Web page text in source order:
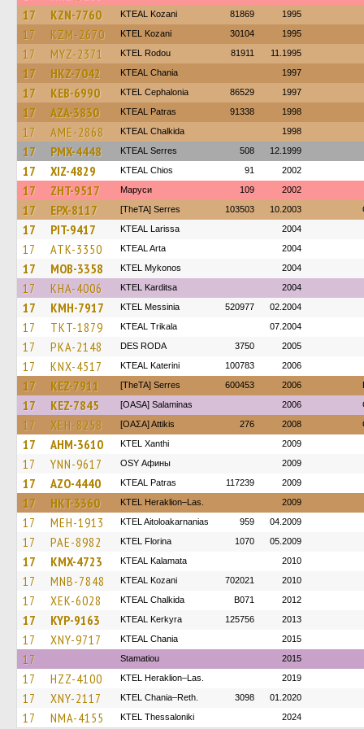
17
KZN-7760 KTEAL Kozani 81869 1995
17 KZM-2670 ΚΤΕL Kozani 30104 1995
17 MYZ-2371 ΚΤΕL Rodou 81911 11.1995
17 HKZ-7042 KTEAL Chania 1997
17 KEB-6990 KTEL Cephalonia 86529 1997
17 AZA-3830 KTEAL Patras 91338 1998
17 AME-2868 KTEAL Chalkida 1998
17 PMX-4448 KTEAL Serres 508 12.1999
17 XIZ-4829 KTEAL Chios 91 2002
17 ZHT-9517 Маруси 109 2002
17 EPX-8117 [TheTA] Serres 103503 10.2003
17 PIT-9417 KTEAL Larissa 2004
17 ATK-3350 KTEAL Arta 2004
17 MOB-3358 KTEL Mykonos 2004
17 KHA-4006 ΚΤΕL Karditsa 2004
17 KMH-7917 KTEL Messinia 520977 02.2004
17 TKT-1879 KTEAL Trikala 07.2004
17 PKA-2148 DES RODA 3750 2005
17 KNX-4517 KTEAL Katerini 100783 2006
17 KEZ-7911 [TheTA] Serres 600453 2006
17 KEZ-7845 [OASA] Salaminas 2006
17 XEH-8258 [ΟΑΣΑ] Αttikis 276 2008
17 AHM-3610 KTEL Xanthi 2009
17 YNN-9617 OSY Афины 2009
17 AZO-4440 KTEAL Patras 117239 2009
17 HKT-3360 KTEL Heraklion–Las. 2009
17 MEH-1913 KTEL Aitoloakarnanias 959 04.2009
17 PAE-8982 KTEL Florina 1070 05.2009
17 KMX-4723 KTEAL Kalamata 2010
17 MNB-7848 KTEAL Kozani 702021 2010
17 XEK-6028 KTEAL Chalkida B071 2012
17 KYP-9163 KTEAL Kerkyra 125756 2013
17 XNY-9717 KTEAL Chania 2015
17 Stamatiou 2015
17 HZZ-4100 KTEL Heraklion–Las. 2019
17 XNY-2117 KTEL Chania–Reth. 3098 01.2020
17 NMA-4155 KTEL Thessaloniki 2024